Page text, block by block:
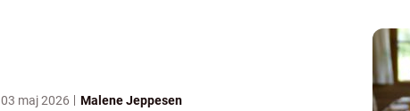
03 maj 2026 Malene Jeppesen